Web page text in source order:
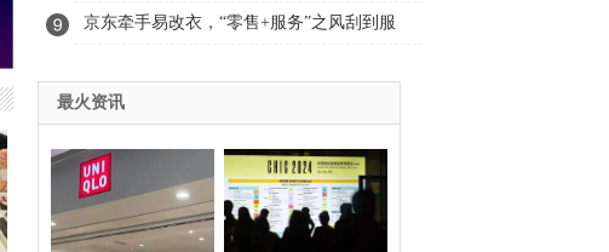
FASHION SHOW 2022
京东牵手易改衣，“零售+服务”之风刮到服
最火资讯